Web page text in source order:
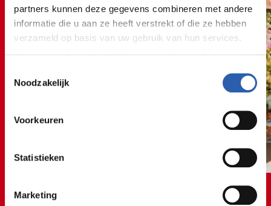
partners kunnen deze gegevens combineren met andere
informatie die u aan ze heeft verstrekt of die ze hebben
verzameld op basis van uw gebruik van hun services.
We werken samen met
die uw gegevens
Noodzakelijk
Voorkeuren
Statistieken
Marketing